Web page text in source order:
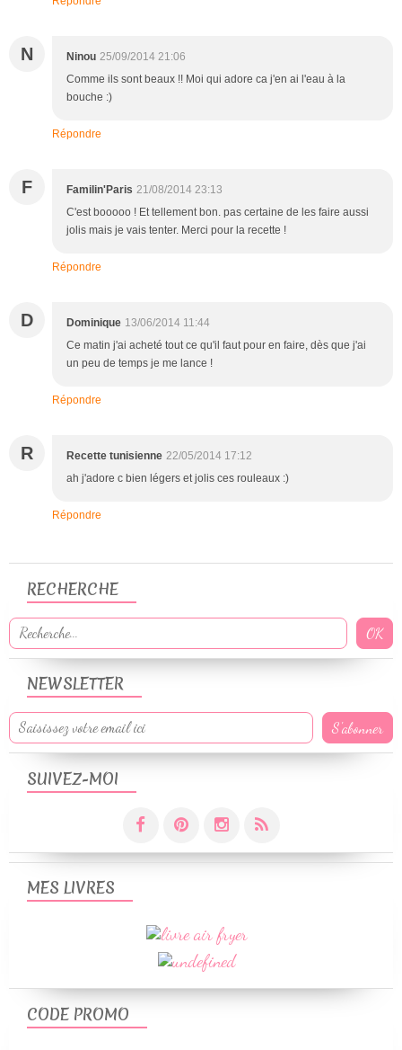
N Ninou 25/09/2014 21:06
Comme ils sont beaux !! Moi qui adore ca j'en ai l'eau à la
bouche :)
Répondre
F Familin'Paris 21/08/2014 23:13
C'est booooo ! Et tellement bon. pas certaine de les faire aussi
jolis mais je vais tenter. Merci pour la recette !
Répondre
D Dominique 13/06/2014 11:44
Ce matin j'ai acheté tout ce qu'il faut pour en faire, dès que j'ai
un peu de temps je me lance !
Répondre
R Recette tunisienne 22/05/2014 17:12
ah j'adore c bien légers et jolis ces rouleaux :)
Répondre
NEWSLETTER
SUIVEZ-MOI
RECHERCHE
MES LIVRES
CODE PROMO